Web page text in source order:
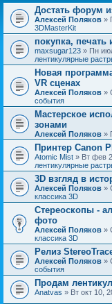
Достать форум
Алексей Поляков »
3DMasterKit
покупка,
maxsugar123 » Пн
лентикулярные
Новая
VR сценах
Алексей Поляков »
события
Мастерское
зонами
Алексей Поляков »
Принтер Canon
Atomic Mist » Вт фев
лентикулярные
3D взгляд в
Алексей Поляков »
классика 3D
Стереоскопы -
фото
Алексей Поляков »
классика 3D
Релиз
Алексей Поляков »
события
Продам
Anatvas » Вт окт 10,